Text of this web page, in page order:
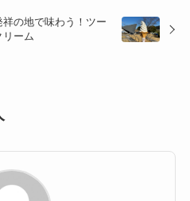
祥の地で味わう！ツー
リーム